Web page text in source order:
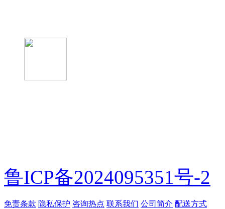
鲁ICP备2024095351号-2
免责条款 隐私保护 咨询热点 联系我们 公司简介 配送方式